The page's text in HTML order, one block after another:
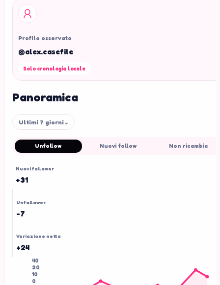
Profilo osservato
@alex.casefile
Solo cronologia locale
Panoramica
Ultimi 7 giorni⌄
Unfollow Nuovi follow Non ricambia
Nuovi follower
+31
Unfollower
-7
Variazione netta
+24
40
20
10
0